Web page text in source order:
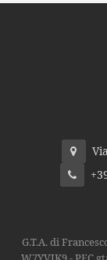
G.T.A. di